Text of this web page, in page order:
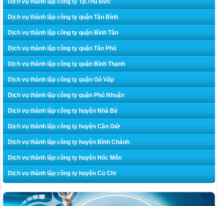
Dịch vụ thành lập công ty Tp.Thủ Đức
Dịch vụ thành lập công ty quận Tân Bình
Dịch vụ thành lập công ty quận Bình Tân
Dịch vụ thành lập công ty quận Tân Phú
Dịch vụ thành lập công ty quận Bình Thạnh
Dịch vụ thành lập công ty quận Gò Vấp
Dịch vụ thành lập công ty quận Phú Nhuận
Dịch vụ thành lập công ty huyện Nhà Bè
Dịch vụ thành lập công ty huyện Cần Giờ
Dịch vụ thành lập công ty huyện Bình Chánh
Dịch vụ thành lập công ty huyện Hóc Môn
Dịch vụ thành lập công ty huyện Củ Chi